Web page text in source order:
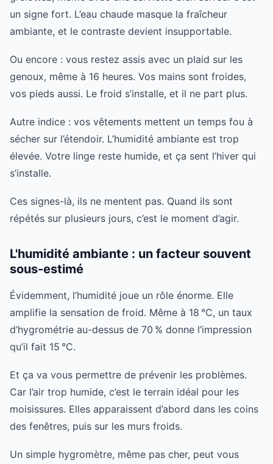
un signe fort. L’eau chaude masque la fraîcheur
ambiante, et le contraste devient insupportable.
Ou encore : vous restez assis avec un plaid sur les
genoux, même à 16 heures. Vos mains sont froides,
vos pieds aussi. Le froid s’installe, et il ne part plus.
Autre indice : vos vêtements mettent un temps fou à
sécher sur l’étendoir. L’humidité ambiante est trop
élevée. Votre linge reste humide, et ça sent l’hiver qui
s’installe.
Ces signes-là, ils ne mentent pas. Quand ils sont
répétés sur plusieurs jours, c’est le moment d’agir.
L'humidité ambiante : un facteur souvent
sous-estimé
Évidemment, l’humidité joue un rôle énorme. Elle
amplifie la sensation de froid. Même à 18 °C, un taux
d’hygrométrie au-dessus de 70 % donne l’impression
qu’il fait 15 °C.
Et ça va vous permettre de prévenir les problèmes.
Car l’air trop humide, c’est le terrain idéal pour les
moisissures. Elles apparaissent d’abord dans les coins
des fenêtres, puis sur les murs froids.
Un simple hygromètre, même pas cher, peut vous